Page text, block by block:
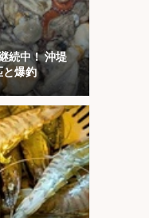
続中！ 沖堤
と爆釣